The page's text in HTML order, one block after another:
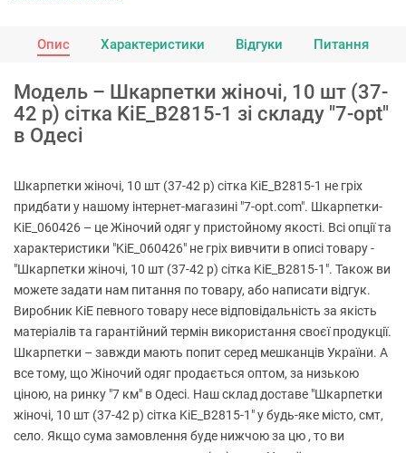
Опис Характеристики Відгуки Питання
Модель – Шкарпетки жіночі, 10 шт (37-
42 р) сітка KiE_B2815-1 зі складу "7-opt"
в Одесі
Шкарпетки жіночі, 10 шт (37-42 р) сітка KiE_B2815-1 не гріх
придбати у нашому інтернет-магазині "7-opt.com". Шкарпетки-
KiE_060426 – це Жіночий одяг у пристойному якості. Всі опції та
характеристики "KiE_060426" не гріх вивчити в описі товару -
"Шкарпетки жіночі, 10 шт (37-42 р) сітка KiE_B2815-1". Також ви
можете задати нам питання по товару, або написати відгук.
Виробник KiE певного товару несе відповідальність за якість
матеріалів та гарантійний термін використання своєї продукції.
Шкарпетки – завжди мають попит серед мешканців України. А
все тому, що Жіночий одяг продається оптом, за низькою
ціною, на ринку "7 км" в Одесі. Наш склад доставе "Шкарпетки
жіночі, 10 шт (37-42 р) сітка KiE_B2815-1" у будь-яке місто, смт,
село. Якщо сума замовлення буде нижчою за цю , то ви